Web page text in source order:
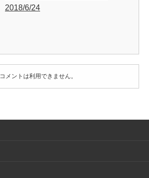
2018/6/24
コメントは利用できません。